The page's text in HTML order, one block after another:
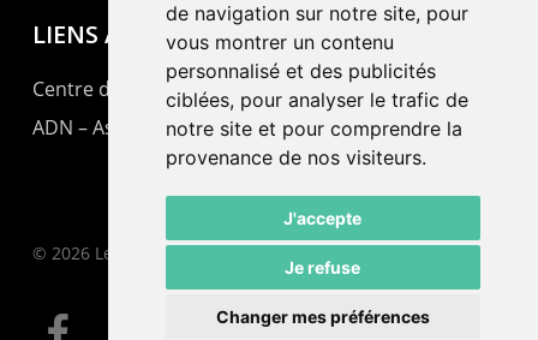
de navigation sur notre site, pour
vous montrer un contenu
personnalisé et des publicités
ciblées, pour analyser le trafic de
notre site et pour comprendre la
provenance de nos visiteurs.
J'accepte
Je refuse
Changer mes préférences
LIENS AMIS
Centre de culture ABC
ADN – Association Danse Neuchâtel
© 2026 Le Pommier.
facebook email